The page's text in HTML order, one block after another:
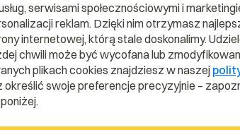
serwisami społecznościowymi i
reklam. Dzięki nim otrzymasz
internetowej, którą stale doskonalimy.
chwili może być wycofana lub
plikach cookies znajdziesz w naszej
określić swoje preferencje precyzyjnie –